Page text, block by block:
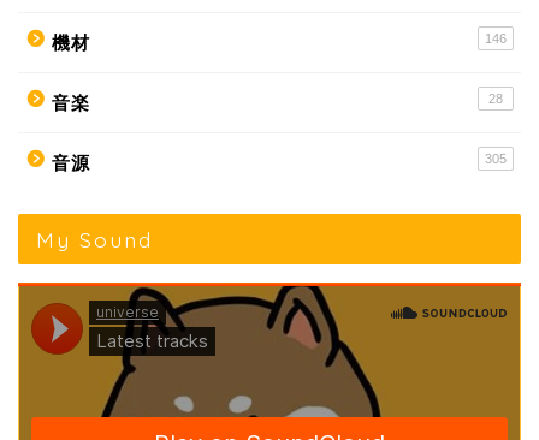
機材 146
音楽 28
音源 305
My Sound